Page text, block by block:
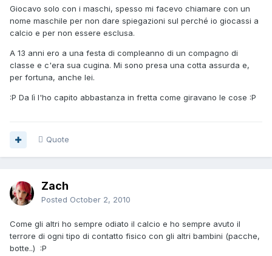
Giocavo solo con i maschi, spesso mi facevo chiamare con un
nome maschile per non dare spiegazioni sul perché io giocassi a
calcio e per non essere esclusa.
A 13 anni ero a una festa di compleanno di un compagno di
classe e c'era sua cugina. Mi sono presa una cotta assurda e,
per fortuna, anche lei.
:P Da lì l'ho capito abbastanza in fretta come giravano le cose :P
Quote
Zach
Posted October 2, 2010
Come gli altri ho sempre odiato il calcio e ho sempre avuto il
terrore di ogni tipo di contatto fisico con gli altri bambini (pacche,
botte..) :P